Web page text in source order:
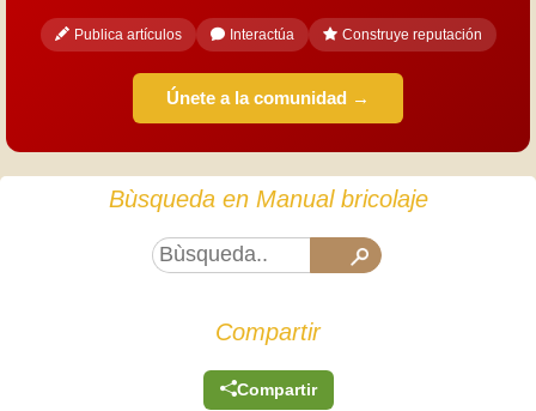
Publica artículos Interactúa Construye reputación
Únete a la comunidad →
Bùsqueda en Manual bricolaje
Compartir
Compartir